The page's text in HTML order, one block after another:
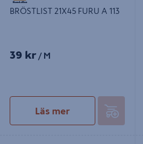
BRÖSTLIST 21X45 FURU A 113
39 kr / M
Läs mer